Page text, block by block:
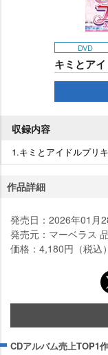
DVD
キミとア
収録内容
1.キミとアイドルプリ
作品詳細
発売日：2026年01月
発売元：マーベラス
価格：4,180円（税込）
CDアルバム売上TOP1